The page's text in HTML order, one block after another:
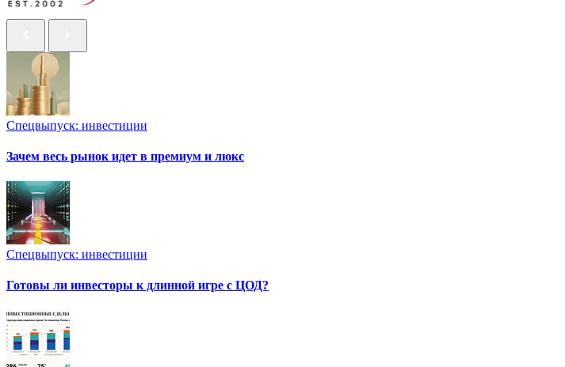
Спецвыпуск: инвестиции
Зачем весь рынок идет в премиум и люкс
Спецвыпуск: инвестиции
Готовы ли инвесторы к длинной игре с ЦОД?